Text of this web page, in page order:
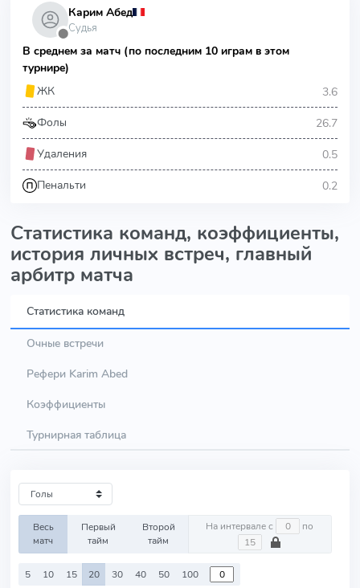
⬤
Карим Абед
Судья
В среднем за матч (по последним 10 играм в этом
турнире)
ЖК
3.6
Фолы 26.7
Удаления 0.5
Пенальти 0.2
Статистика команд, коэффициенты,
история личных встреч, главный
арбитр матча
Статистика команд
Очные встречи
Рефери Karim Abed
Коэффициенты
Турнирная таблица
Весь
матч
Первый
тайм
Второй
тайм
На интервале с по
5 10 15 20 30 40 50 100